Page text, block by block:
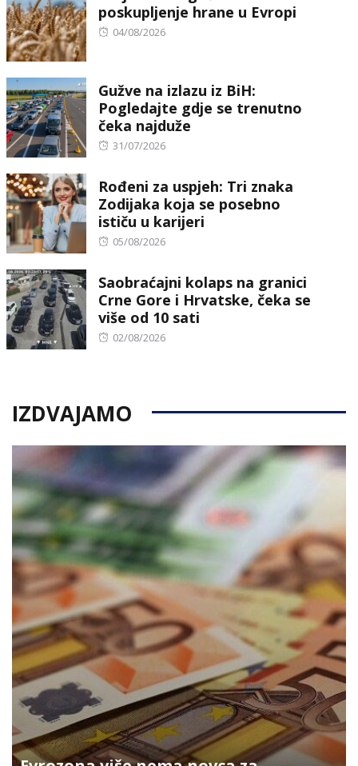
poskupljenje hrane u Evropi
Posted
04/08/2026
Gužve na izlazu iz BiH:
Pogledajte gdje se trenutno
čeka najduže
Posted
31/07/2026
Rođeni za uspjeh: Tri znaka
Zodijaka koja se posebno
ističu u karijeri
Posted
05/08/2026
Saobraćajni kolaps na granici
Crne Gore i Hrvatske, čeka se
više od 10 sati
Posted
02/08/2026
IZDVAJAMO